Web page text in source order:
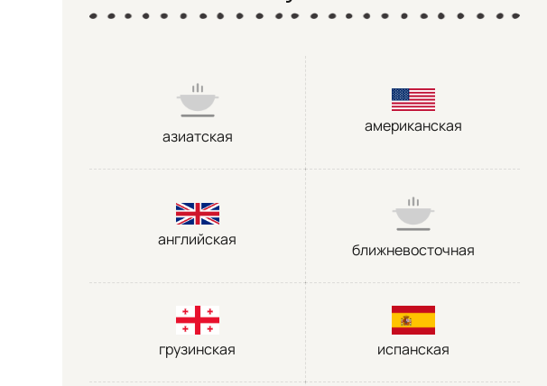
азиатская
американская
английская
ближневосточная
грузинская испанская